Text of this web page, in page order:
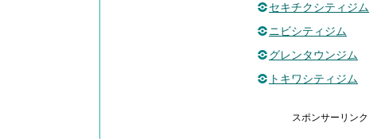
セキチクシティジム
ニビシティジム
グレンタウンジム
トキワシティジム
スポンサーリンク